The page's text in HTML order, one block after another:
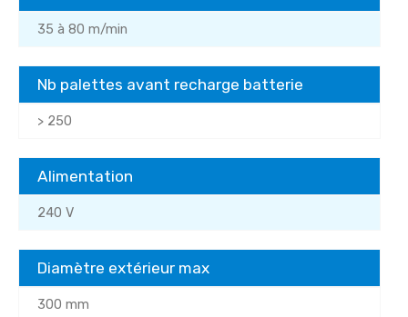
35 à 80 m/min
Nb palettes avant recharge batterie
> 250
Alimentation
240 V
Diamètre extérieur max
300 mm